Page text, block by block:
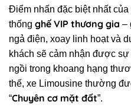
Điểm nhấn đặc biệt nhất
thống ghế VIP thương gia –
ngả điện, xoay linh hoạt và
khách sẽ cảm nhận được
ngồi trong khoang hạng
thế, xe Limousine thường
“Chuyên cơ mặt đất”.